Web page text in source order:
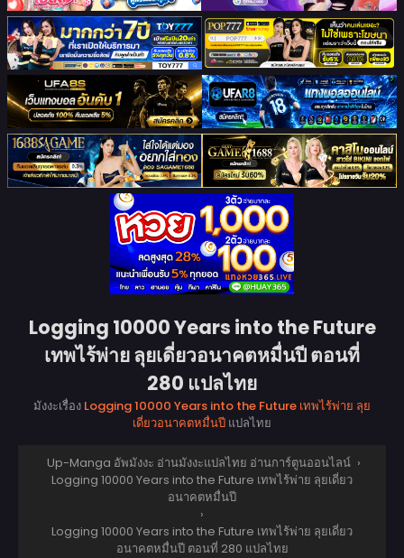
Logging 10000 Years into the Future
เทพไร้พ่าย ลุยเดี่ยวอนาคตหมื่นปี ตอนที่
280 แปลไทย
มังงะเรื่อง Logging 10000 Years into the Future เทพไร้พ่าย ลุย
เดี่ยวอนาคตหมื่นปี แปลไทย
Up-Manga อัพมังงะ อ่านมังงะแปลไทย อ่านการ์ตูนออนไลน์ ›
Logging 10000 Years into the Future เทพไร้พ่าย ลุยเดี่ยว
อนาคตหมื่นปี
›
Logging 10000 Years into the Future เทพไร้พ่าย ลุยเดี่ยว
อนาคตหมื่นปี ตอนที่ 280 แปลไทย